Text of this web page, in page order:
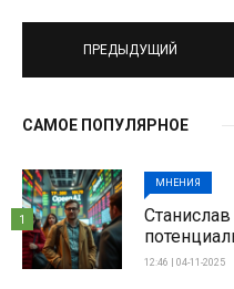
ПРЕДЫДУЩИЙ
САМОЕ ПОПУЛЯРНОЕ
МНЕНИЯ
12:46 | 04-11-2025
1